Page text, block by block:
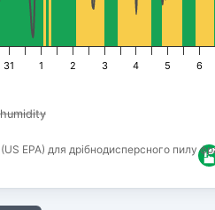
EPA) для дрібнодисперсного пилу
31 1 2 3 4 5 6